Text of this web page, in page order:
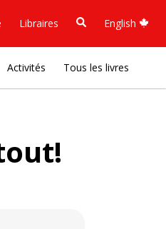
Libraires English
Activités Tous les livres